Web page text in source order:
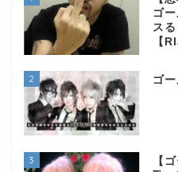
ゴ
ス
【
2 ゴ
3
【